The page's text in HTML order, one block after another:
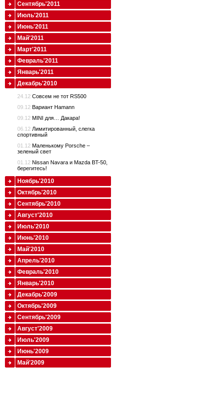
Сентябрь'2011
Июль'2011
Июнь'2011
Май'2011
Март'2011
Февраль'2011
Январь'2011
Декабрь'2010
24.12 Совсем не тот RS500
09.12 Вариант Hamann
09.12 MINI для… Дакара!
06.12 Лимитированный, слегка
спортивный
01.12 Маленькому Porsche –
зеленый свет
01.12 Nissan Navara и Mazda BT-50,
берегитесь!
Ноябрь'2010
Октябрь'2010
Сентябрь'2010
Август'2010
Июль'2010
Июнь'2010
Май'2010
Апрель'2010
Февраль'2010
Январь'2010
Декабрь'2009
Октябрь'2009
Сентябрь'2009
Август'2009
Июль'2009
Июнь'2009
Май'2009